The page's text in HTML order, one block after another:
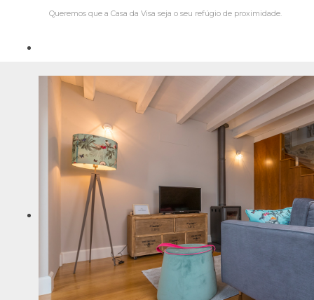
Queremos que a Casa da Visa seja o seu refúgio de proximidade.